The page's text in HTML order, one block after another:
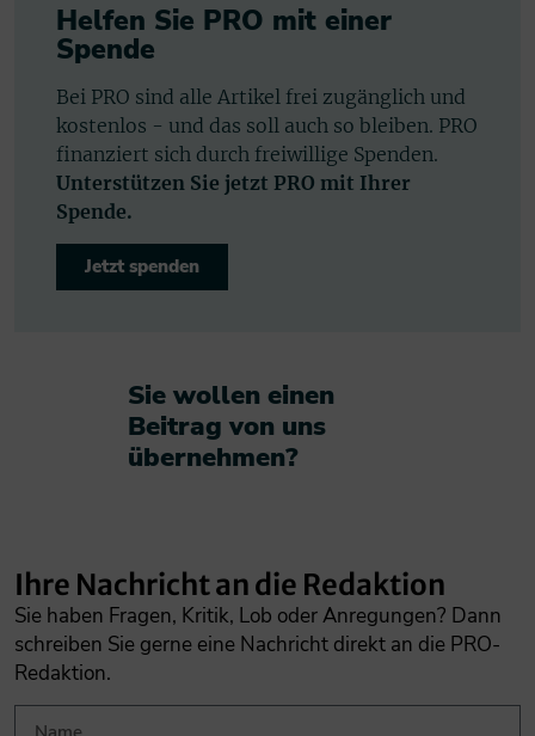
Helfen Sie PRO mit einer
Spende
Bei PRO sind alle Artikel frei zugänglich und
kostenlos - und das soll auch so bleiben. PRO
finanziert sich durch freiwillige Spenden.
Unterstützen Sie jetzt PRO mit Ihrer
Spende.
Jetzt spenden
Sie wollen einen
Beitrag von uns
übernehmen?​
Ihre Nachricht an die Redaktion
Sie haben Fragen, Kritik, Lob oder Anregungen? Dann
schreiben Sie gerne eine Nachricht direkt an die PRO-
Redaktion.